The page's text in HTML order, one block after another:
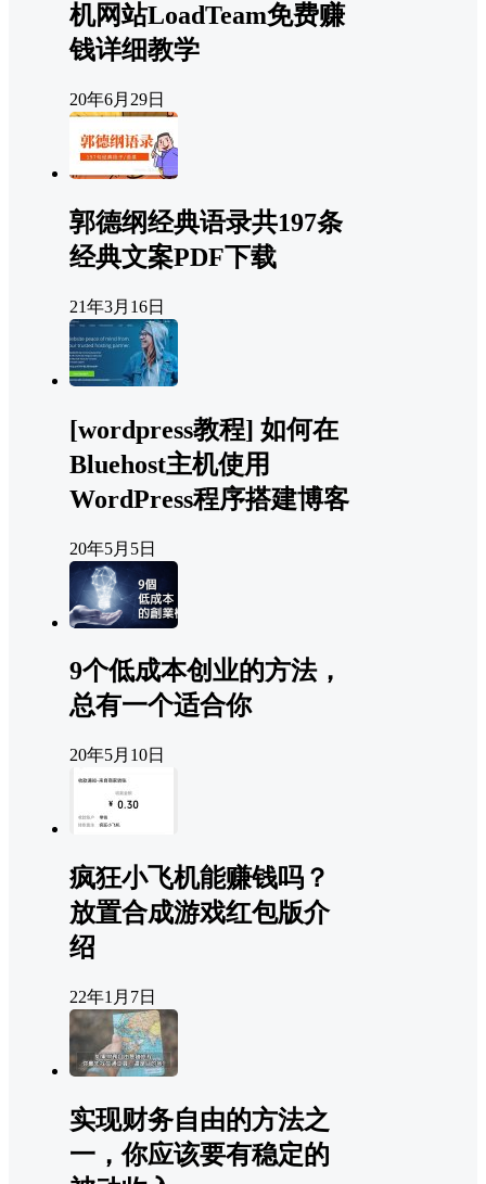
机网站LoadTeam免费赚
钱详细教学
20年6月29日
郭德纲经典语录共197条
经典文案PDF下载
21年3月16日
[wordpress教程] 如何在
Bluehost主机使用
WordPress程序搭建博客
20年5月5日
9个低成本创业的方法，
总有一个适合你
20年5月10日
疯狂小飞机能赚钱吗？
放置合成游戏红包版介
绍
22年1月7日
实现财务自由的方法之
一，你应该要有稳定的